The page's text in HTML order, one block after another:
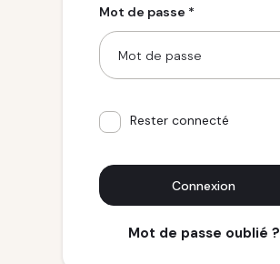
Mot de passe *
Rester connecté
Connexion
Mot de passe oublié ?